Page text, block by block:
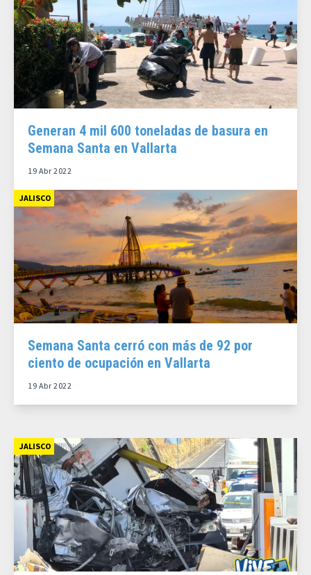
Generan 4 mil 600 toneladas de basura en
Semana Santa en Vallarta
19 Abr 2022
JALISCO
Semana Santa cerró con más de 92 por
ciento de ocupación en Vallarta
19 Abr 2022
JALISCO